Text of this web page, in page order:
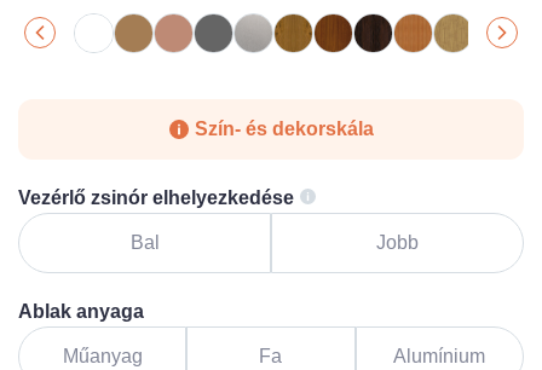
Szín- és dekorskála
Vezérlő zsinór elhelyezkedése
Bal Jobb
Ablak anyaga
Műanyag Fa Alumínium